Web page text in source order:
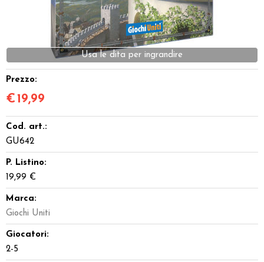
Giocattoli e Gadget
Offerte del Dragone
Usa le dita per ingrandire
Prezzo:
€ 19,99
Cod. art.:
GU642
P. Listino:
19,99 €
Marca:
Giochi Uniti
Giocatori:
2-5